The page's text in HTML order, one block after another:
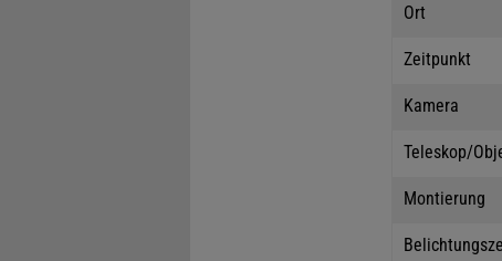
Ort
Zeitpunkt
Kamera
Teleskop/
Montierung